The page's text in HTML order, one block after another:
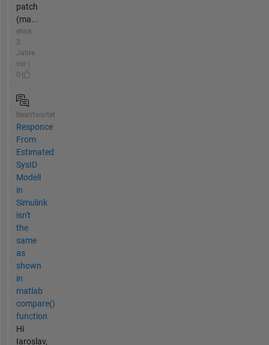
patch
(ma...
etwa
3
Jahre
vor |
0
Beantwortet
Responce
From
Estimated
SysID
Modell
in
Simulink
isn't
the
same
as
shown
in
matlab
compare()
function
Hi
Iaroslav,